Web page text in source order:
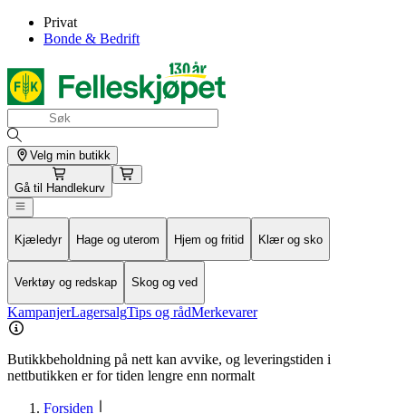
Privat
Bonde & Bedrift
Velg min butikk
Gå til Handlekurv
Kjæledyr Hage og uterom Hjem og fritid Klær og sko
Verktøy og redskap Skog og ved
KampanjerLagersalgTips og rådMerkevarer
Butikkbeholdning på nett kan avvike, og leveringstiden i
nettbutikken er for tiden lengre enn normalt
Forsiden